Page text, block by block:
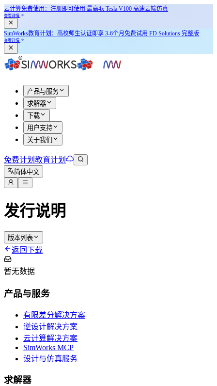
云计算免费使用：注册即可使用 最高4x Tesla V100 高速云端仿真
查看详情
SimWorks教育计划： 高校师生认证即享 3-6个月免费试用 FD Solutions 完整版
查看详情
产品与服务
求解器
下载
用户支持
关于我们
免费计划 教育计划
简体中文
发行说明
版本列表
返回下载
暂无数据
产品与服务
有限差分解决方案
逆设计解决方案
云计算解决方案
SimWorks MCP
设计与仿真服务
求解器